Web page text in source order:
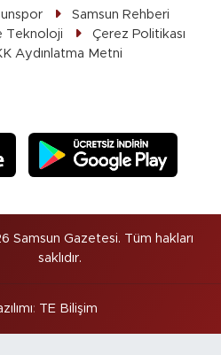
Samsun Rehberi
Teknoloji
Çerez Politikası
Aydınlatma Metni
Samsun Gazetesi. Tüm hakları
saklıdır.
: TE Bilişim